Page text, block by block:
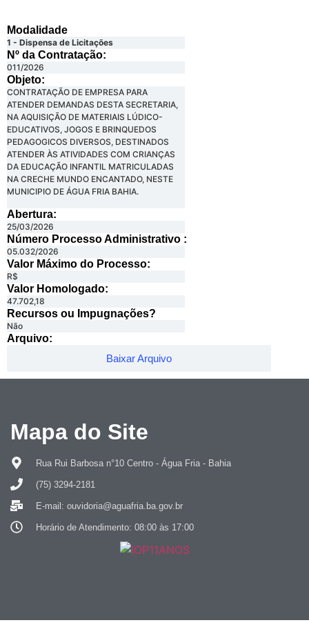
Modalidade
1 - Dispensa de Licitações
Nº da Contratação:
011/2026
Objeto:
CONTRATAÇÃO DE EMPRESA PARA
ATENDER DEMANDAS DESTA SECRETARIA,
NA AQUISIÇÃO DE MATERIAIS LÚDICO-
EDUCATIVOS, JOGOS E BRINQUEDOS
PEDAGOGICOS DIVERSOS, DESTINADOS
ATENDER ÀS ATIVIDADES COM CRIANÇAS
DA EDUCAÇÃO INFANTIL MATRICULADAS
NA CRECHE MUNDO ENCANTADO, NESTE
MUNICIPIO DE ÁGUA FRIA BAHIA.
Abertura:
25/03/2026
Número Processo Administrativo :
05.032/2026
Valor Máximo do Processo: ​
R$
Valor Homologado: ​
47.702,18
Recursos ou Impugnações? ​
Não
Arquivo:
Baixar Arquivo
Mapa do Site
Rua Rui Barbosa n°10 Centro - Água Fria - Bahia
(75) 3294-2181
E-mail: ouvidoria@aguafria.ba.gov.br
Horário de Atendimento: 08:00 às 17:00